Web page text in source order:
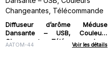
Diffuseur d’arôme Méduse
Dansante – USB, Couleurs
Changeantes, Télécommande
AATOM-44 Voir les détails